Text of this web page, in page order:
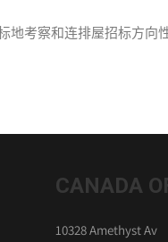
考察和连排屋招标方向性
CANADA
10328 Amethyst Av